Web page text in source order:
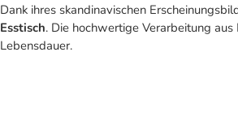
Dank ihres skandinavischen
Esstisch. Die hochwertige Verarbeitung
Lebensdauer.